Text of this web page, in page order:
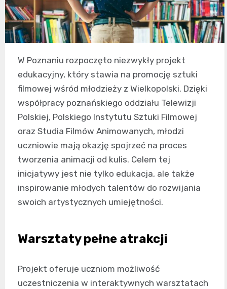
W Poznaniu rozpoczęto niezwykły projekt
edukacyjny, który stawia na promocję sztuki
filmowej wśród młodzieży z Wielkopolski. Dzięki
współpracy poznańskiego oddziału Telewizji
Polskiej, Polskiego Instytutu Sztuki Filmowej
oraz Studia Filmów Animowanych, młodzi
uczniowie mają okazję spojrzeć na proces
tworzenia animacji od kulis. Celem tej
inicjatywy jest nie tylko edukacja, ale także
inspirowanie młodych talentów do rozwijania
swoich artystycznych umiejętności.
Warsztaty pełne atrakcji
Projekt oferuje uczniom możliwość
uczestniczenia w interaktywnych warsztatach